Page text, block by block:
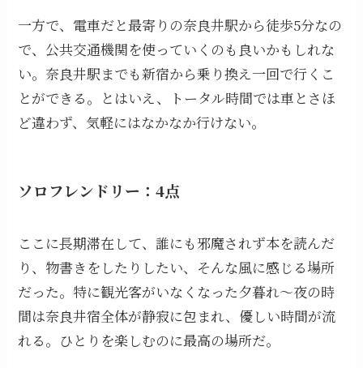
一方で、電車だと最寄りの奈良井駅から徒歩5分なの
で、公共交通機関を使っていくのも良いかもしれな
い。奈良井駅までも新宿から乗り換え一回で行くこ
とができる。とはいえ、トータル時間では車とさほ
ど違わず、気軽にはなかなか行けない。
ソロフレンドリー：4点
ここに長期滞在して、誰にも邪魔されず本を読んだ
り、物書きをしたりしたい、そんな風に感じる場所
だった。特に観光客がいなくなった夕暮れ～夜の時
間は奈良井宿全体が静寂に包まれ、優しい時間が流
れる。ひとりを楽しむのに最高の場所だ。